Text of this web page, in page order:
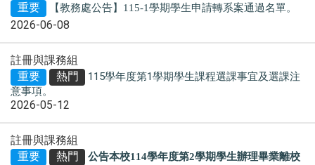
重要
【教務處公告】115-1學期學生申請轉系案通過名單。
2026-06-08
註冊與課務組
重要
熱門
115學年度第1學期學生課程選課事宜及選課注
意事項。
2026-05-12
註冊與課務組
重要
熱門
公告本校114學年度第2學期學生辦理畢業離校